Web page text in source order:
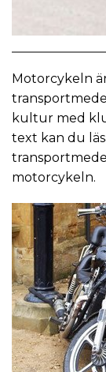
Motorcykeln
kultur med
text kan du
motorcykeln.